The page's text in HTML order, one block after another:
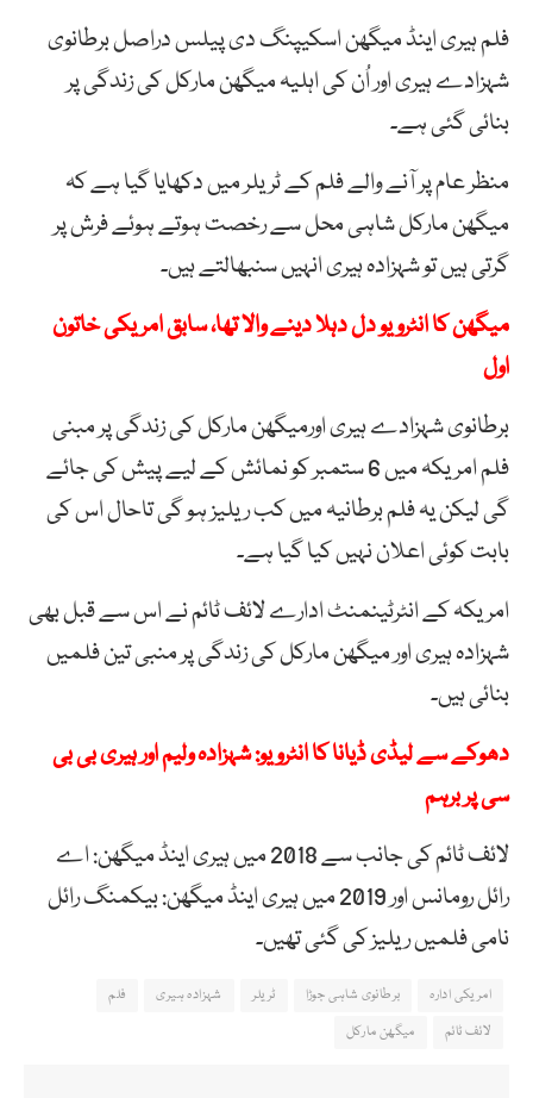
فلم ہیری اینڈ میگھن اسکیپنگ دی پیلس دراصل برطانوی
شہزادے ہیری اور اُن کی اہلیہ میگھن مارکل کی زندگی پر
بنائی گئی ہے۔
منظر عام پر آنے والے فلم کے ٹریلر میں دکھایا گیا ہے کہ
میگھن مارکل شاہی محل سے رخصت ہوتے ہوئے فرش پر
گرتی ہیں تو شہزادہ ہیری انہیں سنبھالتے ہیں۔
میگھن کا انٹرویو دل دہلا دینے والا تھا، سابق امریکی خاتون
اول
برطانوی شہزادے ہیری اورمیگھن مارکل کی زندگی پر مبنی
فلم امریکہ میں 6 ستمبر کو نمائش کے لیے پیش کی جائے
گی لیکن یہ فلم برطانیہ میں کب ریلیز ہو گی تاحال اس کی
بابت کوئی اعلان نہیں کیا گیا ہے۔
امریکہ کے انٹرٹینمنٹ ادارے لائف ٹائم نے اس سے قبل بھی
شہزادہ ہیری اور میگھن مارکل کی زندگی پر منبی تین فلمیں
بنائی ہیں۔
دھوکے سے لیڈی ڈیانا کا انٹرویو: شہزادہ ولیم اور ہیری بی بی
سی پر برہم
لائف ٹائم کی جانب سے 2018 میں ہیری اینڈ میگھن: اے
رائل رومانس اور 2019 میں ہیری اینڈ میگھن: بیکمنگ رائل
نامی فلمیں ریلیز کی گئی تھیں۔
امریکی ادارہ برطانوی شاہی جوڑا ٹریلر شہزادہ ہیری
فلم
لائف ٹائم
میگھن مارکل